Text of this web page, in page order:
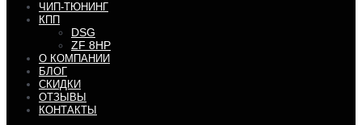
ЧИП-ТЮНИНГ
КПП
DSG
ZF 8HP
О КОМПАНИИ
БЛОГ
СКИДКИ
ОТЗЫВЫ
КОНТАКТЫ